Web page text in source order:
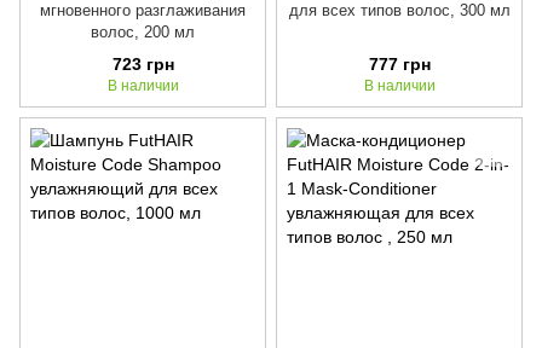
мгновенного разглаживания
волос, 200 мл
723 грн
В наличии
для всех типов волос, 300 мл
777 грн
В наличии